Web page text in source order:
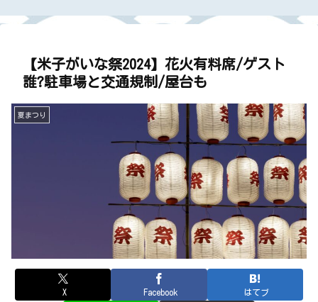
【米子がいな祭2024】花火有料席/ゲスト
誰?駐車場と交通規制/屋台も
夏まつり
X Facebook はてブ